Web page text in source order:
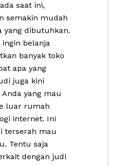
saat ini,
semakin mudah
yang dibutuhkan.
ingin belanja
banyak toko
apa yang
juga kini
yang mau
luar rumah
internet. Ini
terserah mau
Tentu saja
dengan judi